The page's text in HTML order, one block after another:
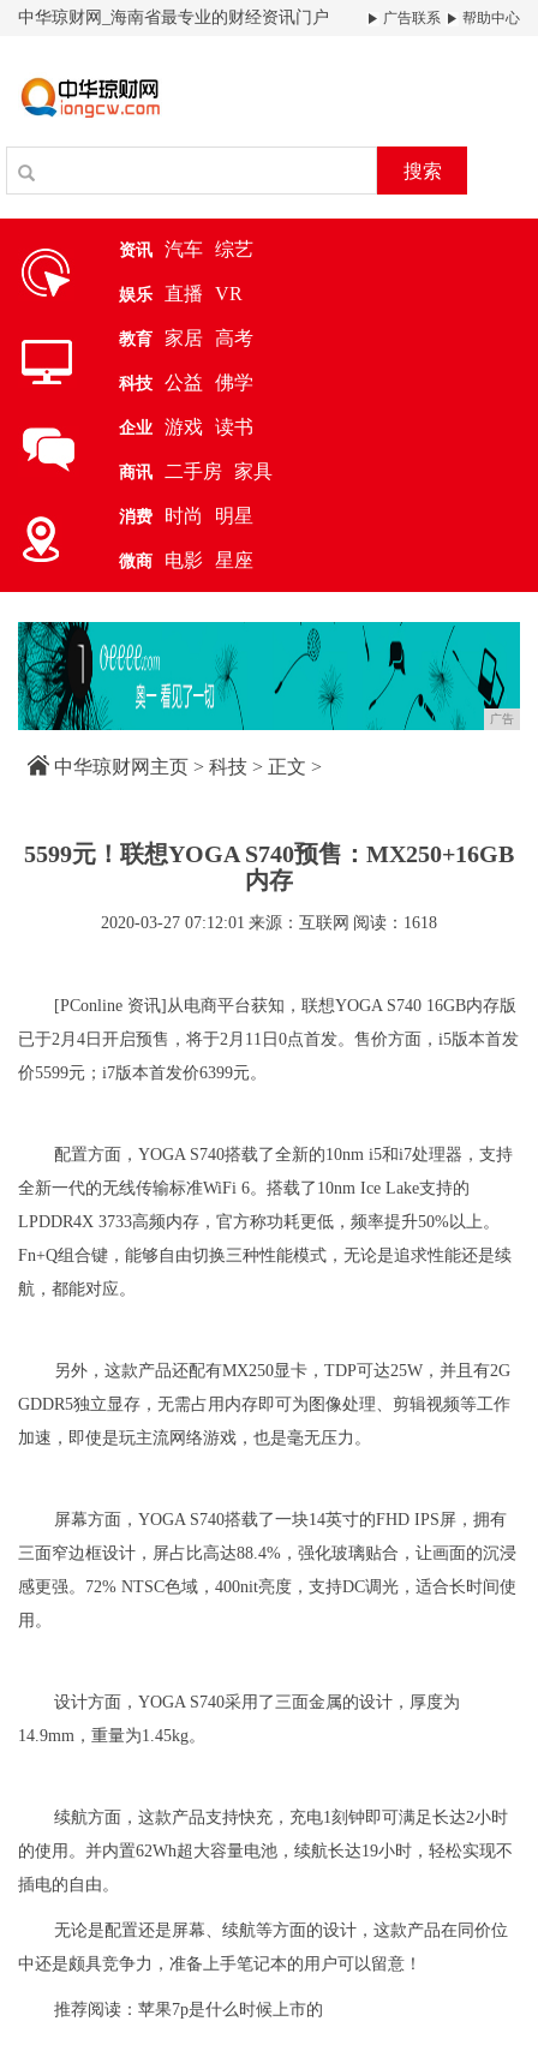
中华琼财网_海南省最专业的财经资讯门户 广告联系 帮助中心
搜索
资讯 汽车 综艺
娱乐 直播 VR
教育 家居 高考
科技 公益 佛学
企业 游戏 读书
商讯 二手房 家具
消费 时尚 明星
微商 电影 星座
广告
中华琼财网主页 > 科技 > 正文 >
5599元！联想YOGA S740预售：MX250+16GB
内存
2020-03-27 07:12:01 来源：互联网 阅读：1618
[PConline 资讯]从电商平台获知，联想YOGA S740 16GB内存版
已于2月4日开启预售，将于2月11日0点首发。售价方面，i5版本首发
价5599元；i7版本首发价6399元。
配置方面，YOGA S740搭载了全新的10nm i5和i7处理器，支持
全新一代的无线传输标准WiFi 6。搭载了10nm Ice Lake支持的
LPDDR4X 3733高频内存，官方称功耗更低，频率提升50%以上。
Fn+Q组合键，能够自由切换三种性能模式，无论是追求性能还是续
航，都能对应。
另外，这款产品还配有MX250显卡，TDP可达25W，并且有2G
GDDR5独立显存，无需占用内存即可为图像处理、剪辑视频等工作
加速，即使是玩主流网络游戏，也是毫无压力。
屏幕方面，YOGA S740搭载了一块14英寸的FHD IPS屏，拥有
三面窄边框设计，屏占比高达88.4%，强化玻璃贴合，让画面的沉浸
感更强。72% NTSC色域，400nit亮度，支持DC调光，适合长时间使
用。
设计方面，YOGA S740采用了三面金属的设计，厚度为
14.9mm，重量为1.45kg。
续航方面，这款产品支持快充，充电1刻钟即可满足长达2小时
的使用。并内置62Wh超大容量电池，续航长达19小时，轻松实现不
插电的自由。
无论是配置还是屏幕、续航等方面的设计，这款产品在同价位
中还是颇具竞争力，准备上手笔记本的用户可以留意！
推荐阅读： 苹果7p是什么时候上市的